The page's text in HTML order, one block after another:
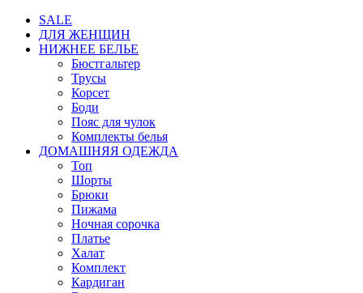
SALE
ДЛЯ ЖЕНЩИН
НИЖНЕЕ БЕЛЬЕ
Бюстгальтер
Трусы
Корсет
Боди
Пояс для чулок
Комплекты белья
ДОМАШНЯЯ ОДЕЖДА
Топ
Шорты
Брюки
Пижама
Ночная сорочка
Платье
Халат
Комплект
Кардиган